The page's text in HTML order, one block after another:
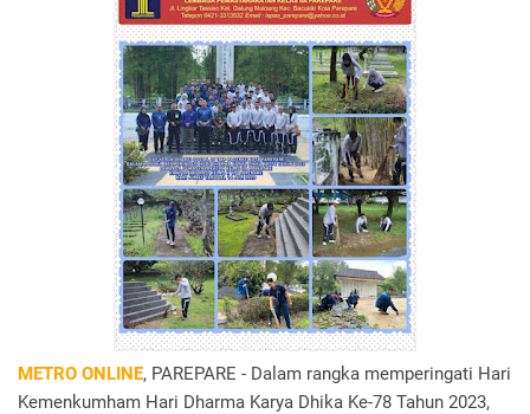
METRO ONLINE, PAREPARE - Dalam rangka memperingati Hari
Kemenkumham Hari Dharma Karya Dhika Ke-78 Tahun 2023,